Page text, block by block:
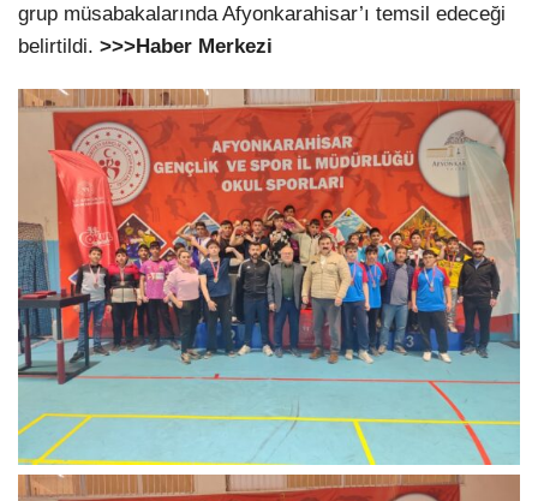
grup müsabakalarında Afyonkarahisar’ı temsil edeceği
belirtildi. >>>Haber Merkezi